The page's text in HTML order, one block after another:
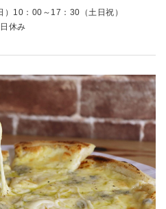
10：00～17：30（土日祝）
休み